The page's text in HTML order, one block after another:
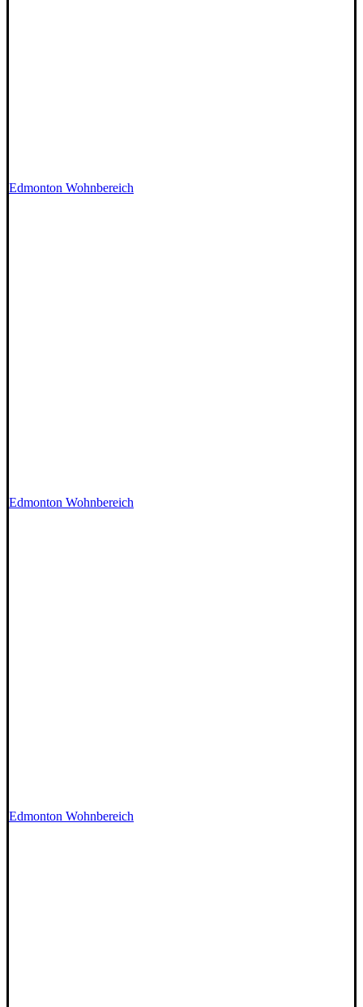
Edmonton Wohnbereich
Edmonton Wohnbereich
Edmonton Wohnbereich